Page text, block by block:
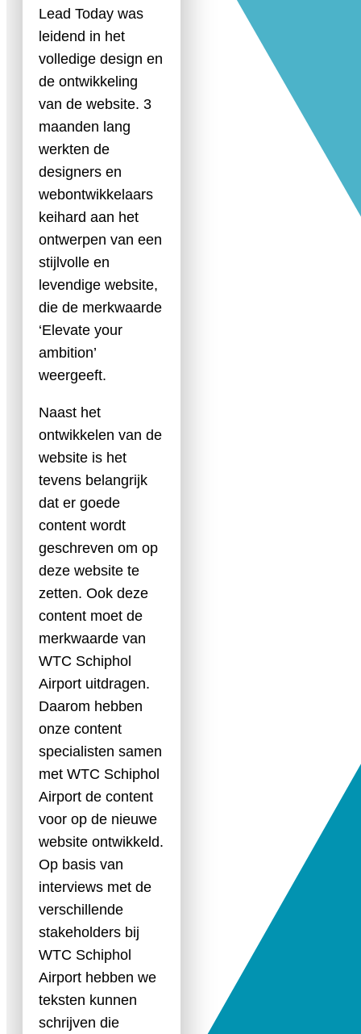
Lead Today was
leidend in het
volledige design en
de ontwikkeling
van de website. 3
maanden lang
werkten de
designers en
webontwikkelaars
keihard aan het
ontwerpen van een
stijlvolle en
levendige website,
die de merkwaarde
‘Elevate your
ambition’
weergeeft.
Naast het
ontwikkelen van de
website is het
tevens belangrijk
dat er goede
content wordt
geschreven om op
deze website te
zetten. Ook deze
content moet de
merkwaarde van
WTC Schiphol
Airport uitdragen.
Daarom hebben
onze content
specialisten samen
met WTC Schiphol
Airport de content
voor op de nieuwe
website ontwikkeld.
Op basis van
interviews met de
verschillende
stakeholders bij
WTC Schiphol
Airport hebben we
teksten kunnen
schrijven die